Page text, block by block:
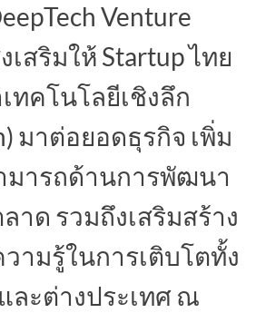
Venture
เสริมให้ Startup ไทย
ทคโนโลยีเชิงลึก
มาต่อยอดธุรกิจ เพิ่ม
ารถด้านการพัฒนา
าด รวมถึงเสริมสร้าง
ามรู้ในการเติบโตทั้ง
ละต่างประเทศ ณ